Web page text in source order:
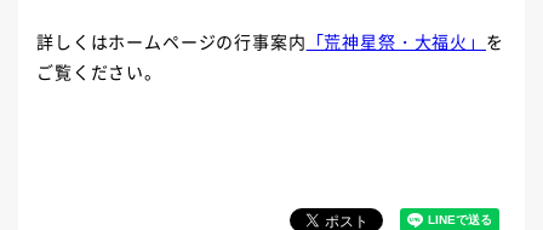
詳しくはホームページの行事案内 「荒神星祭・大福火」 を
ご覧ください。